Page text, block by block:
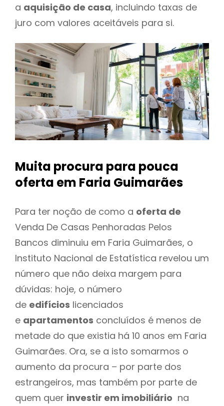
a aquisição de casa, incluindo taxas de
juro com valores aceitáveis para si.
Muita procura para pouca
oferta em Faria Guimarães
Para ter noção de como a oferta de
Venda De Casas Penhoradas Pelos
Bancos diminuiu em Faria Guimarães, o
Instituto Nacional de Estatística revelou um
número que não deixa margem para
dúvidas: hoje, o número
de edifícios licenciados
e apartamentos concluídos é menos de
metade do que existia há 10 anos em Faria
Guimarães. Ora, se a isto somarmos o
aumento da procura – por parte dos
estrangeiros, mas também por parte de
quem quer investir em imobiliário na